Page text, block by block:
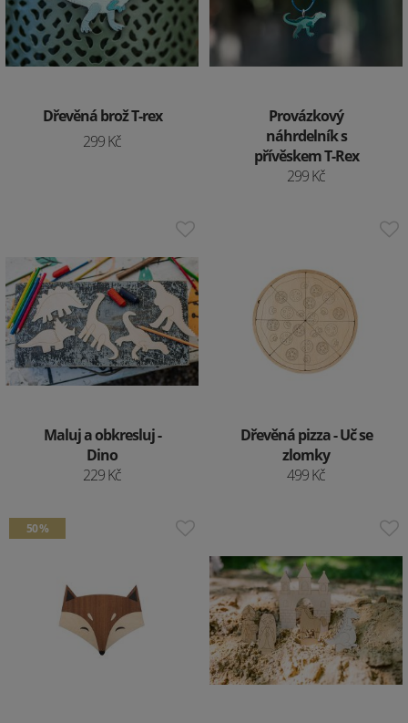
Dřevěná brož T-rex
299 Kč
Provázkový
náhrdelník s
přívěskem T-Rex
299 Kč
Maluj a obkresluj -
Dino
229 Kč
Dřevěná pizza - Uč se
zlomky
499 Kč
50 %